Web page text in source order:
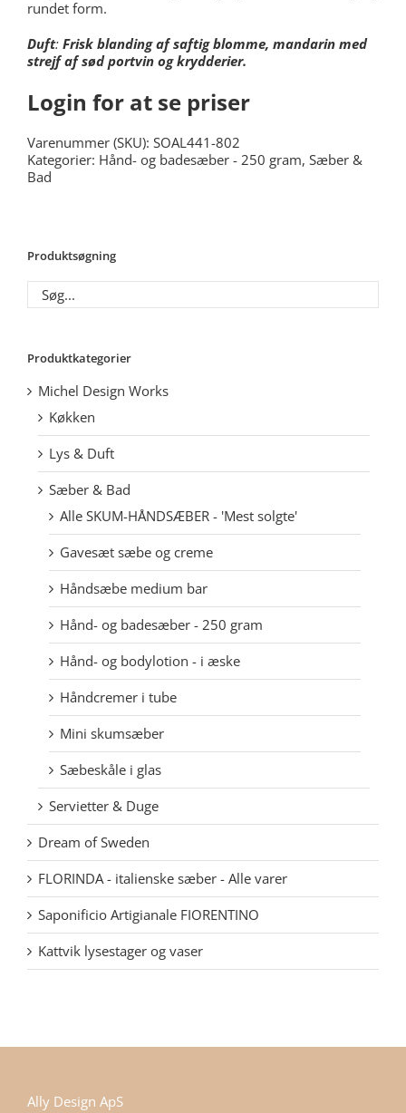
rundet form.
Duft: Frisk blanding af saftig blomme, mandarin med
strejf af sød portvin og krydderier.
Login for at se priser
Varenummer (SKU): SOAL441-802
Kategorier: Hånd- og badesæber - 250 gram, Sæber &
Bad
Produktsøgning
Produktkategorier
Michel Design Works
Køkken
Lys & Duft
Sæber & Bad
Alle SKUM-HÅNDSÆBER - 'Mest solgte'
Gavesæt sæbe og creme
Håndsæbe medium bar
Hånd- og badesæber - 250 gram
Hånd- og bodylotion - i æske
Håndcremer i tube
Mini skumsæber
Sæbeskåle i glas
Servietter & Duge
Dream of Sweden
FLORINDA - italienske sæber - Alle varer
Saponificio Artigianale FIORENTINO
Kattvik lysestager og vaser
Ally Design ApS